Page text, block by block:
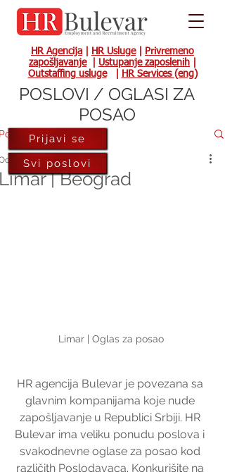
HR Agencija HR Usluge|
Privremeno
zapošljavanje| Ustupanje zaposlenih
Outstaffing usluge| HR Services (eng)
| Beograd
2, 2023
Limar | Oglas za posao
HR agencija Bulevar je povezana sa
glavnim kompanijama koje nude
zapošljavanje u Republici Srbiji. HR
Bulevar ima veliku ponudu poslova i
svakodnevne oglase za posao kod
različith Poslodavaca. Konkurišite na
Prijavi se
Svi poslovi
POSLOVI / OGLASI ZA
POSAO